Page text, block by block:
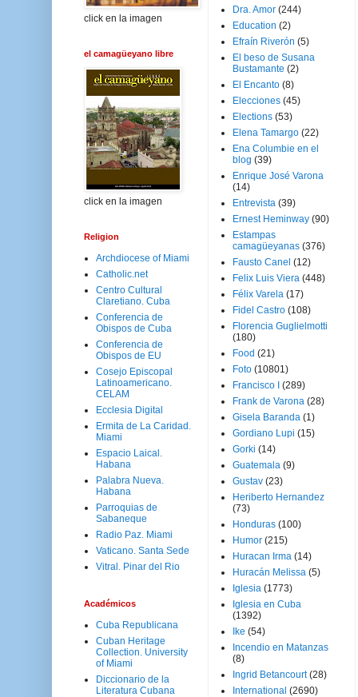
click en la imagen
el camagüeyano libre
click en la imagen
Religion
Archdiocese of Miami
Catholic.net
Centro Cultural
Claretiano. Cuba
Conferencia de
Obispos de Cuba
Conferencia de
Obispos de EU
Cosejo Episcopal
Latinoamericano.
CELAM
Ecclesia Digital
Ermita de La Caridad.
Miami
Espacio Laical.
Habana
Palabra Nueva.
Habana
Parroquias de
Sabaneque
Radio Paz. Miami
Vaticano. Santa Sede
Vitral. Pinar del Rio
Académicos
Cuba Republicana
Cuban Heritage
Collection. University
of Miami
Diccionario de la
Literatura Cubana
Dra. Amor (244)
Education (2)
Efraín Riverón (5)
El beso de Susana
Bustamante (2)
El Encanto (8)
Elecciones (45)
Elections (53)
Elena Tamargo (22)
Ena Columbie en el
blog (39)
Enrique José Varona
(14)
Entrevista (39)
Ernest Heminway (90)
Estampas
camagüeyanas (376)
Fausto Canel (12)
Felix Luis Viera (448)
Félix Varela (17)
Fidel Castro (108)
Florencia Guglielmotti
(180)
Food (21)
Foto (10801)
Francisco I
(289)
Frank de Varona (28)
Gisela Baranda (1)
Gordiano Lupi (15)
Gorki (14)
Guatemala (9)
Gustav (23)
Heriberto Hernandez
(73)
Honduras (100)
Humor (215)
Huracan Irma (14)
Huracán Melissa (5)
Iglesia (1773)
Iglesia en Cuba
(1392)
Ike (54)
Incendio en Matanzas
(8)
Ingrid Betancourt (28)
International (2690)